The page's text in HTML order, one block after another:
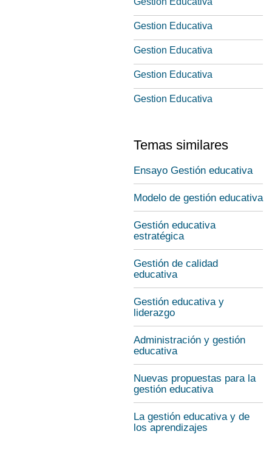
Gestion Educativa
Gestion Educativa
Gestion Educativa
Gestion Educativa
Temas similares
Ensayo Gestión educativa
Modelo de gestión educativa
Gestión educativa
estratégica
Gestión de calidad
educativa
Gestión educativa y
liderazgo
Administración y gestión
educativa
Nuevas propuestas para la
gestión educativa
La gestión educativa y de
los aprendizajes